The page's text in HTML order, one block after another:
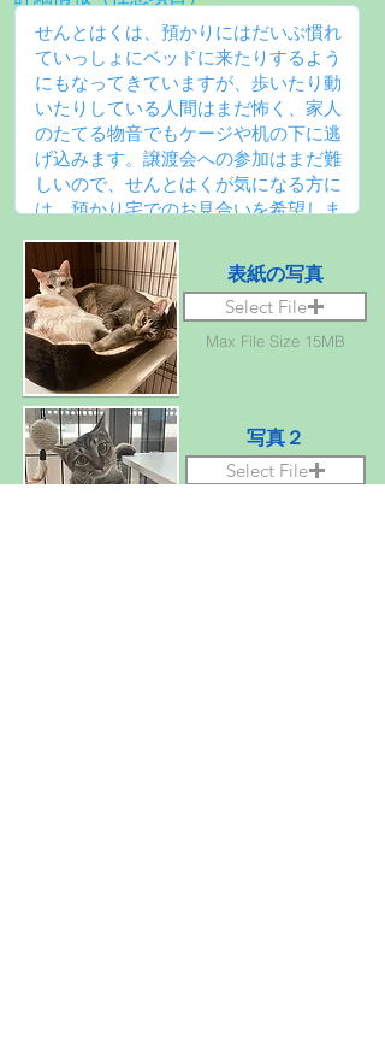
表紙の写真
Select File
Max File Size 15MB
写真２
Select File